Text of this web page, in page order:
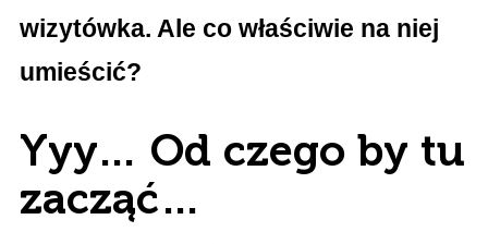
wizytówka. Ale co właściwie na niej
umieścić?
Yyy… Od czego by tu
zacząć…